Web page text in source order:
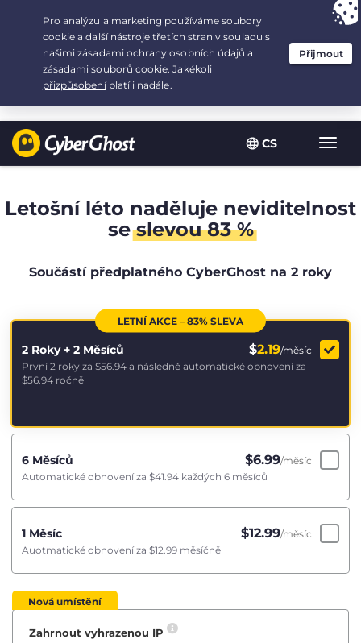
CS
Your choice:The Best Dealfor 2.1666666666667-years at $
/month
Letošní léto naděluje neviditelnost
seslevou 83 %
Součástí předplatného CyberGhost na 2 roky
LETNÍ AKCE – 83% SLEVA
2 Roky + 2 Měsíců $2.19/měsíc
První 2 roky za $56.94 a následně automatické obnovení za
$56.94 ročně
6 Měsíců $6.99/měsíc
Automatické obnovení za $41.94 každých 6 měsíců
1 Měsíc $12.99/měsíc
Auotmatické obnovení za $12.99 měsíčně
Nová umístění
Zahrnout vyhrazenou IP